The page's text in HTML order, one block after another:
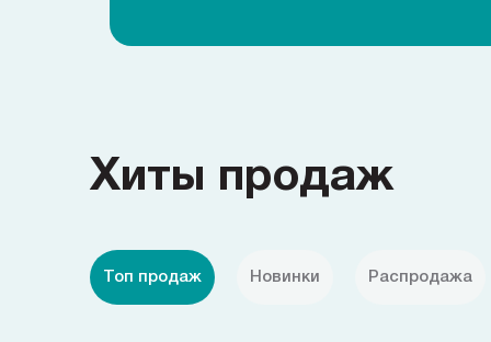
Хиты продаж
Топ продаж Новинки Распродажа